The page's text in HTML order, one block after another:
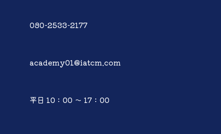
080-2533-2177
academy01@iatcm.com
平日 10：00 ～ 17：00